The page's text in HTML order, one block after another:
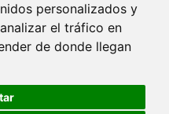
personalizados y
el tráfico en
de donde llegan
pero puedes ver productos
botón
de privacidad